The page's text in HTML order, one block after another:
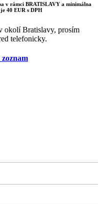
v rámci BRATISLAVY a minimálna
40 EUR s DPH
okolí Bratislavy, prosím
telefonicky.